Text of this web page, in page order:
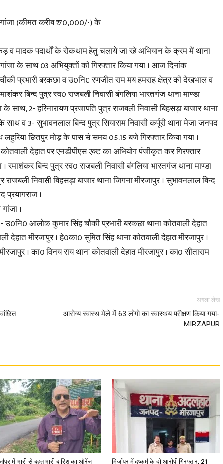
News,
Latest
News
in
Hindi,
Today
Hindi
गांजा (कीमत करीब ₹ 70,000/-) के
व मादक पदार्थों के रोकथाम हेतु चलाये जा रहे अभियान के क्रम में थाना
गांजा के साथ 03 अभियुक्तों को गिरफ्तार किया गया । आज दिनांक
प्रभारी बरकछा व उ0नि0 रणजीत राम मय हमराह क्षेत्र की देखभाल व
बिन्द पुत्र स्व0 राजबली निवासी बंगलिया भारतगंज थाना माण्डा
2- हरिनारायण प्रजापति पुत्र राजबली निवासी बिहसड़ा बाजार थाना
व 3- सुभावनलाल बिन्द पुत्र सियाराम निवासी कर्पूरी थाना मेजा जनपद
छितपुर मोड़ के पास से समय 05.15 बजे गिरफ्तार किया गया ।
देहात पर एनडीपीएस एक्ट का अभियोग पंजीकृत कर गिरफ्तार
बिन्द पुत्र स्व0 राजबली निवासी बंगलिया भारतगंज थाना माण्डा
निवासी बिहसड़ा बाजार थाना जिगना मीरजापुर । सुभावनलाल बिन्द
प्रयागराज ।
।
उ0नि0 आलोक कुमार सिंह चौकी प्रभारी बरकछा थाना कोतवाली देहात
देहात मीरजापुर । हे0का0 सुमित सिंह थाना कोतवाली देहात मीरजापुर ।
। का0 विनय राय थाना कोतवाली देहात मीरजापुर । का0 सीताराम
अगला लेख
आरोग्य स्वास्थ मेले में 63 लोगो का स्वास्थय परीक्षण किया गया-
MIRZAPUR
में भारी से बहुत भारी बारिश का ऑरेंज
मिर्जापुर में दुष्कर्म के दो आरोपी गिरफ्तार, 21